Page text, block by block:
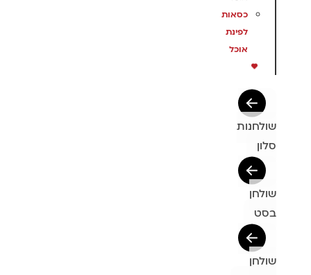
כסאות
לפינת
אוכל
שולחנות
סלון
שולחן
בסט
שולחן